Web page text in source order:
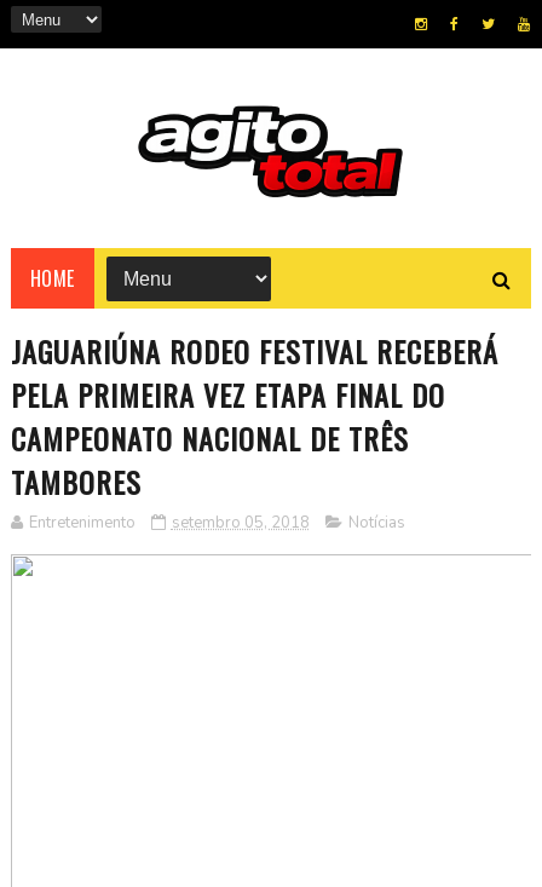
HOME
JAGUARIÚNA RODEO FESTIVAL RECEBERÁ
PELA PRIMEIRA VEZ ETAPA FINAL DO
CAMPEONATO NACIONAL DE TRÊS
TAMBORES
Entretenimento setembro 05, 2018 Notícias